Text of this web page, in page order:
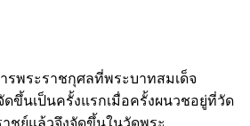
นรัชกาลที่ 4 เหมือนอย่างวิสาขบูชาและ
รพระราชกุศลที่พระบาทสมเด็จ